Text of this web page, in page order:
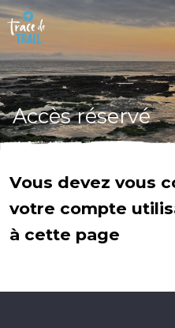
Accès réservé
Vous devez vous
votre compte
à cette page